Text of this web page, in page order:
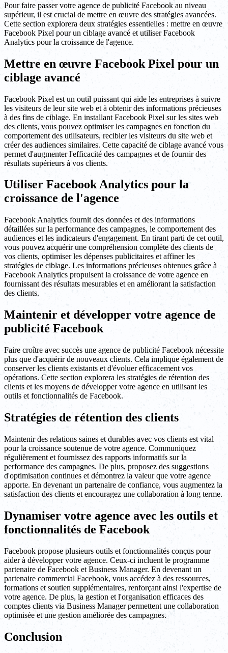
Pour faire passer votre agence de publicité Facebook au niveau
supérieur, il est crucial de mettre en œuvre des stratégies avancées.
Cette section explorera deux stratégies essentielles : mettre en œuvre
Facebook Pixel pour un ciblage avancé et utiliser Facebook
Analytics pour la croissance de l'agence.
Mettre en œuvre Facebook Pixel pour un
ciblage avancé
Facebook Pixel est un outil puissant qui aide les entreprises à suivre
les visiteurs de leur site web et à obtenir des informations précieuses
à des fins de ciblage. En installant Facebook Pixel sur les sites web
des clients, vous pouvez optimiser les campagnes en fonction du
comportement des utilisateurs, recibler les visiteurs du site web et
créer des audiences similaires. Cette capacité de ciblage avancé vous
permet d'augmenter l'efficacité des campagnes et de fournir des
résultats supérieurs à vos clients.
Utiliser Facebook Analytics pour la
croissance de l'agence
Facebook Analytics fournit des données et des informations
détaillées sur la performance des campagnes, le comportement des
audiences et les indicateurs d'engagement. En tirant parti de cet outil,
vous pouvez acquérir une compréhension complète des clients de
vos clients, optimiser les dépenses publicitaires et affiner les
stratégies de ciblage. Les informations précieuses obtenues grâce à
Facebook Analytics propulsent la croissance de votre agence en
fournissant des résultats mesurables et en améliorant la satisfaction
des clients.
Maintenir et développer votre agence de
publicité Facebook
Faire croître avec succès une agence de publicité Facebook nécessite
plus que d'acquérir de nouveaux clients. Cela implique également de
conserver les clients existants et d'évoluer efficacement vos
opérations. Cette section explorera les stratégies de rétention des
clients et les moyens de développer votre agence en utilisant les
outils et fonctionnalités de Facebook.
Stratégies de rétention des clients
Maintenir des relations saines et durables avec vos clients est vital
pour la croissance soutenue de votre agence. Communiquez
régulièrement et fournissez des rapports informatifs sur la
performance des campagnes. De plus, proposez des suggestions
d'optimisation continues et démontrez la valeur que votre agence
apporte. En devenant un partenaire de confiance, vous augmentez la
satisfaction des clients et encouragez une collaboration à long terme.
Dynamiser votre agence avec les outils et
fonctionnalités de Facebook
Facebook propose plusieurs outils et fonctionnalités conçus pour
aider à développer votre agence. Ceux-ci incluent le programme
partenaire de Facebook et Business Manager. En devenant un
partenaire commercial Facebook, vous accédez à des ressources,
formations et soutien supplémentaires, renforçant ainsi l'expertise de
votre agence. De plus, la gestion et l'organisation efficaces des
comptes clients via Business Manager permettent une collaboration
optimisée et une gestion améliorée des campagnes.
Conclusion